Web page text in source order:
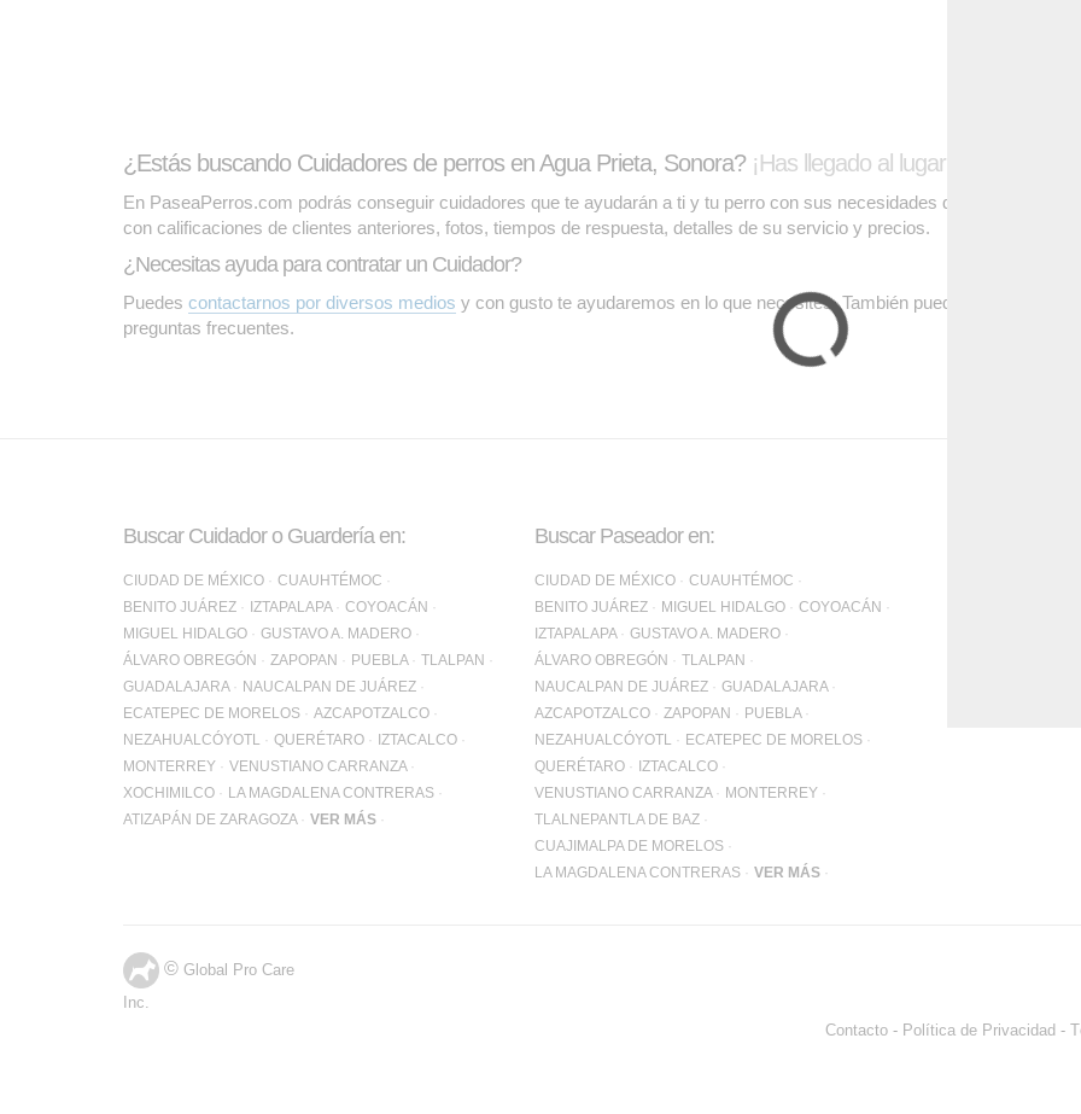
¿Estás buscando Cuidadores de perros en Agua Prieta, Sonora? ¡Has llegado al lugar correcto!
En PaseaPerros.com podrás conseguir cuidadores que te ayudarán a ti y tu perro con sus necesidades de cuidado.
con calificaciones de clientes anteriores, fotos, tiempos de respuesta, detalles de su servicio y precios.
¿Necesitas ayuda para contratar un Cuidador?
Puedes contactarnos por diversos medios y con gusto te ayudaremos en lo que necesites. También puedes visitar
preguntas frecuentes.
Buscar Cuidador o Guardería en:
CIUDAD DE MÉXICO
CUAUHTÉMOC
BENITO JUÁREZ
IZTAPALAPA
COYOACÁN
MIGUEL HIDALGO
GUSTAVO A. MADERO
ÁLVARO OBREGÓN
ZAPOPAN PUEBLA
TLALPAN
GUADALAJARA
NAUCALPAN DE JUÁREZ
ECATEPEC DE MORELOS
AZCAPOTZALCO
NEZAHUALCÓYOTL
QUERÉTARO
IZTACALCO
MONTERREY
VENUSTIANO CARRANZA
XOCHIMILCO
LA MAGDALENA CONTRERAS
ATIZAPÁN DE ZARAGOZA
VER MÁS
Buscar Paseador en:
CIUDAD DE MÉXICO
CUAUHTÉMOC
BENITO JUÁREZ
MIGUEL HIDALGO
COYOACÁN
IZTAPALAPA
GUSTAVO A. MADERO
ÁLVARO OBREGÓN
TLALPAN
NAUCALPAN DE JUÁREZ
GUADALAJARA
AZCAPOTZALCO
ZAPOPAN
PUEBLA
NEZAHUALCÓYOTL
ECATEPEC DE MORELOS
QUERÉTARO
IZTACALCO
VENUSTIANO CARRANZA
MONTERREY
TLALNEPANTLA DE BAZ
CUAJIMALPA DE MORELOS
LA MAGDALENA CONTRERAS
VER MÁS
Contacto - Política de Privacidad -
© Global Pro Care
Inc.